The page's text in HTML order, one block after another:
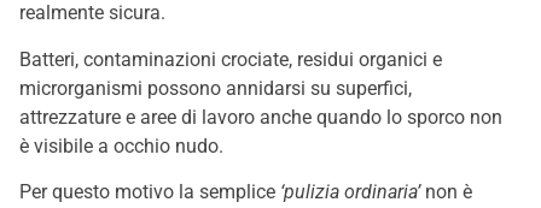
realmente sicura.
Batteri, contaminazioni crociate, residui organici e
microrganismi possono annidarsi su superfici,
attrezzature e aree di lavoro anche quando lo sporco non
è visibile a occhio nudo.
Per questo motivo la semplice ‘pulizia ordinaria’non è